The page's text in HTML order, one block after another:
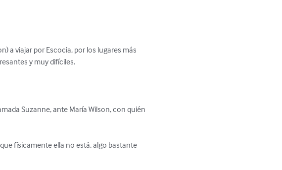
a viajar por Escocia, por los lugares más
y muy difíciles.
Suzanne, ante María Wilson, con quién
físicamente ella no está, algo bastante